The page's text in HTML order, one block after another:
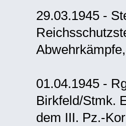
29.03.1945 -
01.04.1945 -
Birkfeld/Stmk.
dem III. Pz.-